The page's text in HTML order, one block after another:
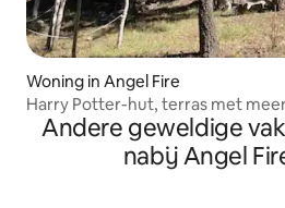
Woning in Angel Fire
Harry Potter-hut, terras met
honden welkom
Andere geweldige
nabij Angel